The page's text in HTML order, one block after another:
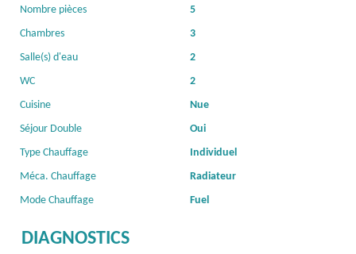
Nombre pièces
5
Chambres
3
Salle(s) d'eau
2
WC
2
Cuisine
Nue
Séjour Double
Oui
Type Chauffage
Individuel
Méca. Chauffage
Radiateur
Mode Chauffage
Fuel
DIAGNOSTICS